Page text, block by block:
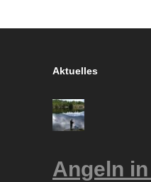
Aktuelles
Angeln